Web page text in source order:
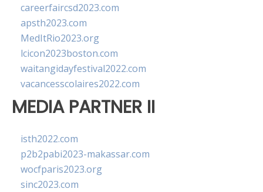
careerfaircsd2023.com
apsth2023.com
MedItRio2023.org
lcicon2023boston.com
waitangidayfestival2022.com
vacancesscolaires2022.com
MEDIA PARTNER II
isth2022.com
p2b2pabi2023-makassar.com
wocfparis2023.org
sinc2023.com